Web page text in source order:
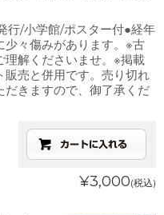
行/小学館/ポスター付●経年
少々傷みがあります。※古
理解くださいませ。※掲載
売と併用です。売り切れ
きますので、御了承くだ
¥3,000(税込)